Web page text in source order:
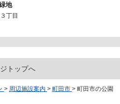
地
丁目
トップへ
> 周辺施設案内 > 町田市 > 町田市の公園